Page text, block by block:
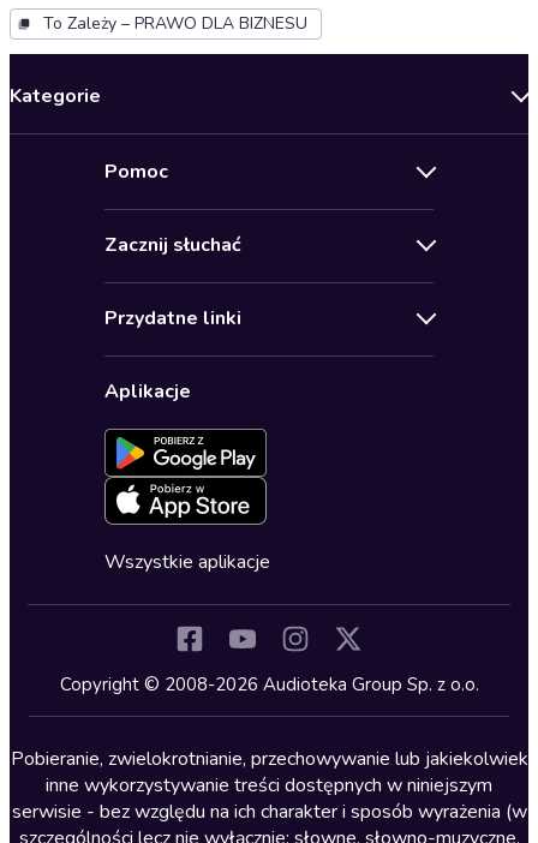
To Zależy – PRAWO DLA BIZNESU
Kategorie
Biznes, marketing, ekonomia
Dla młodzieży
Kryminały
Lektury szkolne
Literatura anglojęzyczna
Literatura faktu
Pomoc
Pomoc
Ustawienia prywatności
Formularz zgłaszania nielegalnych treści
Deklaracja dostępności
Zacznij słuchać
Karnety
Oferta dla firm i bibliotek
Przydatne linki
Dołącz do newslettera
Blog
Zapowiedzi
Cykle audiobooków
Aplikacje
Wszystkie aplikacje
Copyright © 2008-2026 Audioteka Group Sp. z o.o.
Pobieranie, zwielokrotnianie, przechowywanie lub jakiekolwiek
inne wykorzystywanie treści dostępnych w niniejszym
serwisie - bez względu na ich charakter i sposób wyrażenia (w